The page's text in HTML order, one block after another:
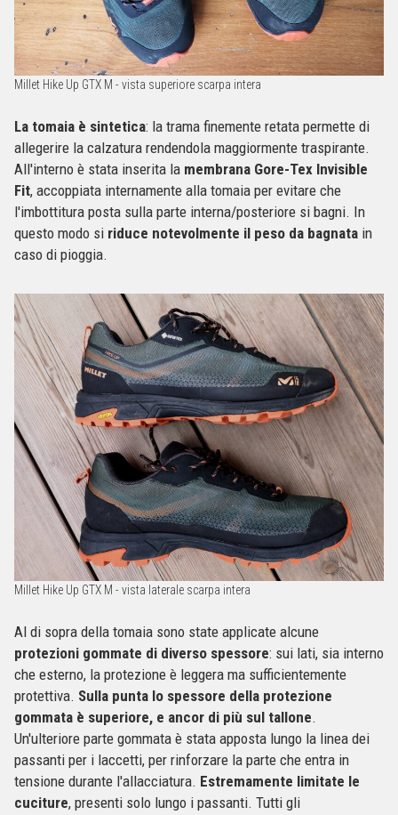
Millet Hike Up GTX M - vista superiore scarpa intera
La tomaia è sintetica: la trama finemente retata permette di
allegerire la calzatura rendendola maggiormente traspirante.
All'interno è stata inserita la membrana Gore-Tex Invisible
Fit, accoppiata internamente alla tomaia per evitare che
l'imbottitura posta sulla parte interna/posteriore si bagni. In
questo modo si riduce notevolmente il peso da bagnata in
caso di pioggia.
Millet Hike Up GTX M - vista laterale scarpa intera
Al di sopra della tomaia sono state applicate alcune
protezioni gommate di diverso spessore: sui lati, sia interno
che esterno, la protezione è leggera ma sufficientemente
protettiva. Sulla punta lo spessore della protezione
gommata è superiore, e ancor di più sul tallone.
Un'ulteriore parte gommata è stata apposta lungo la linea dei
passanti per i laccetti, per rinforzare la parte che entra in
tensione durante l'allacciatura. Estremamente limitate le
cuciture, presenti solo lungo i passanti. Tutti gli